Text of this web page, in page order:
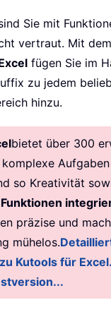
Sie mit
vertraut. Mit dem
fügen Sie im
zu jedem
hinzu.
bietet über 300
so Kreativität
präzise und
mühelos.
Kutools für